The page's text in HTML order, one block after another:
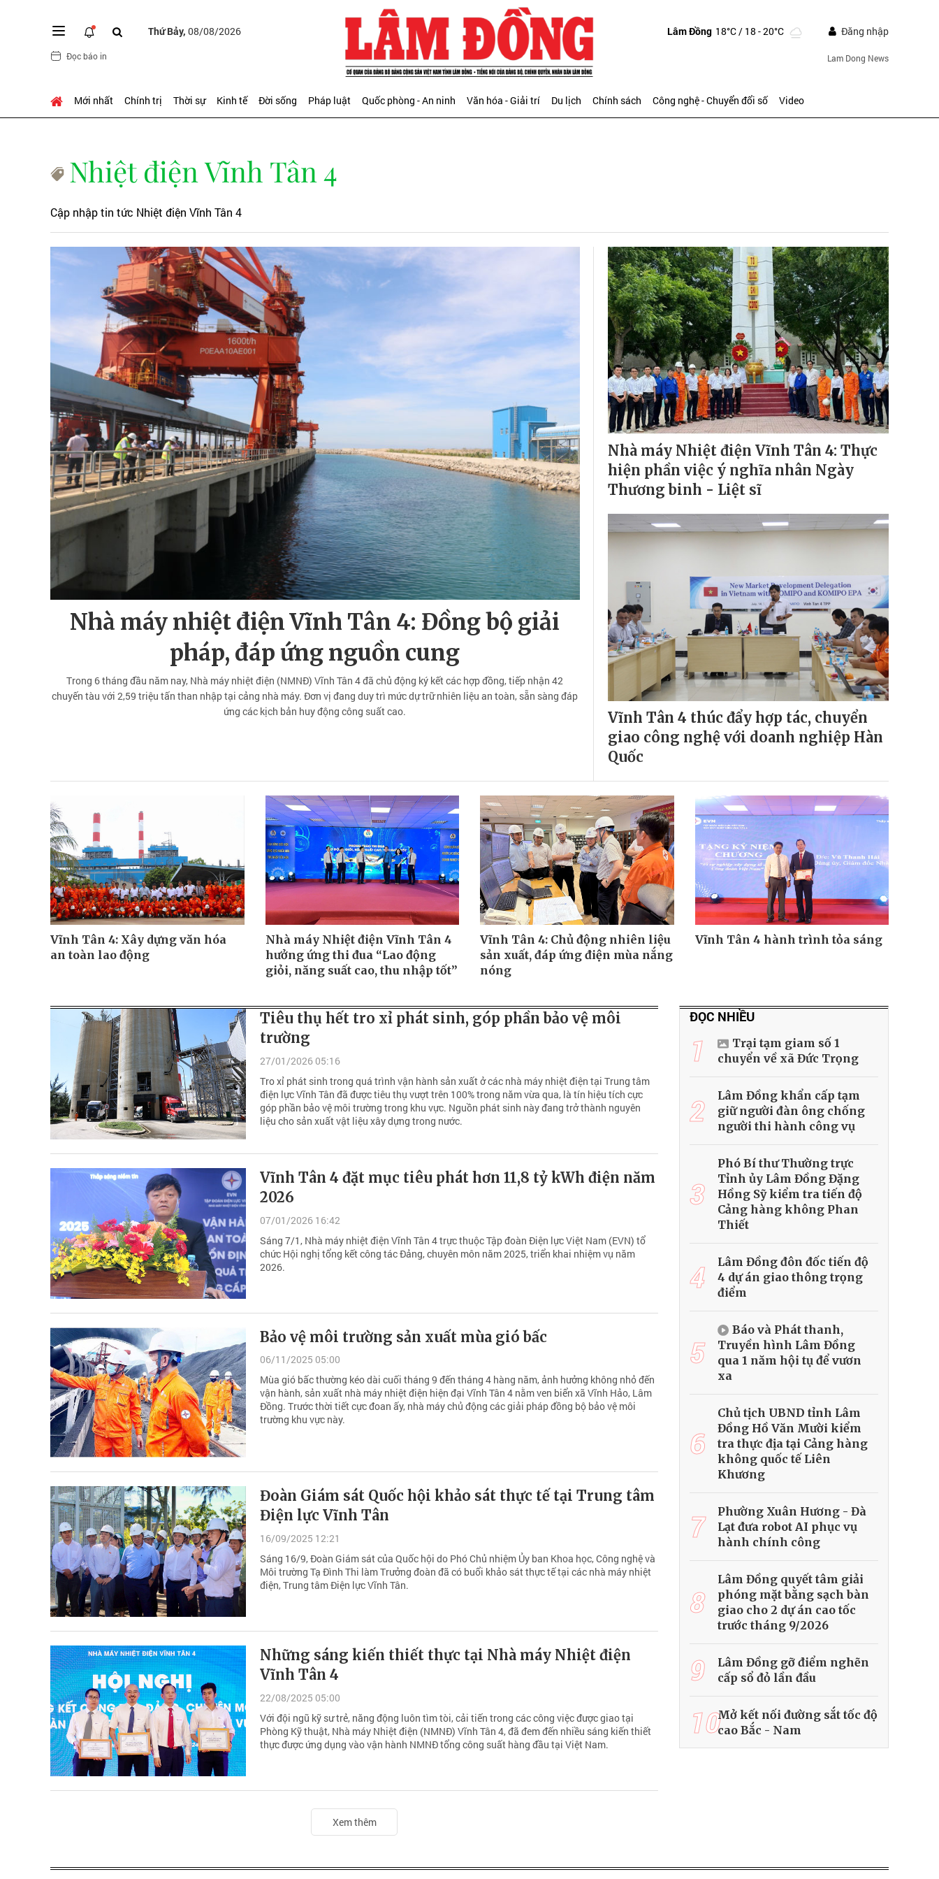
Thứ Bảy, 08/08/2026
Đọc báo in
Lâm Đồng 18°C/ 18 - 20°C Đăng nhập
Lam Dong News
Mới nhất Chính trị Thời sự Kinh tế Đời sống Pháp luật Quốc phòng - An ninh Văn hóa - Giải trí Du lịch Chính sách Công nghệ - Chuyển đổi số Video
Nhiệt điện Vĩnh Tân 4
Cập nhập tin tức Nhiệt điện Vĩnh Tân 4
Nhà máy nhiệt điện Vĩnh Tân 4: Đồng bộ giải
pháp, đáp ứng nguồn cung
Trong 6 tháng đầu năm nay, Nhà máy nhiệt điện (NMNĐ) Vĩnh Tân 4 đã chủ động ký kết các hợp đồng, tiếp nhận 42
chuyến tàu với 2,59 triệu tấn than nhập tại cảng nhà máy. Đơn vị đang duy trì mức dự trữ nhiên liệu an toàn, sẵn sàng đáp
ứng các kịch bản huy động công suất cao.
Nhà máy Nhiệt điện Vĩnh Tân 4: Thực
hiện phần việc ý nghĩa nhân Ngày
Thương binh - Liệt sĩ
Vĩnh Tân 4 thúc đẩy hợp tác, chuyển
giao công nghệ với doanh nghiệp Hàn
Quốc
Vĩnh Tân 4: Xây dựng văn hóa
an toàn lao động
Nhà máy Nhiệt điện Vĩnh Tân 4
hưởng ứng thi đua “Lao động
giỏi, năng suất cao, thu nhập tốt”
Vĩnh Tân 4: Chủ động nhiên liệu
sản xuất, đáp ứng điện mùa nắng
nóng
Vĩnh Tân 4 hành trình tỏa sáng
Tiêu thụ hết tro xỉ phát sinh, góp phần bảo vệ môi
trường
27/01/2026 05:16
Tro xỉ phát sinh trong quá trình vận hành sản xuất ở các nhà máy nhiệt điện tại Trung tâm
điện lực Vĩnh Tân đã được tiêu thụ vượt trên 100% trong năm vừa qua, là tín hiệu tích cực
góp phần bảo vệ môi trường trong khu vực. Nguồn phát sinh này đang trở thành nguyên
liệu cho sản xuất vật liệu xây dựng trong nước.
Vĩnh Tân 4 đặt mục tiêu phát hơn 11,8 tỷ kWh điện năm
2026
07/01/2026 16:42
Sáng 7/1, Nhà máy nhiệt điện Vĩnh Tân 4 trực thuộc Tập đoàn Điện lực Việt Nam (EVN) tổ
chức Hội nghị tổng kết công tác Đảng, chuyên môn năm 2025, triển khai nhiệm vụ năm
2026.
Bảo vệ môi trường sản xuất mùa gió bấc
06/11/2025 05:00
Mùa gió bấc thường kéo dài cuối tháng 9 đến tháng 4 hàng năm, ảnh hưởng không nhỏ đến
vận hành, sản xuất nhà máy nhiệt điện hiện đại Vĩnh Tân 4 nằm ven biển xã Vĩnh Hảo, Lâm
Đồng. Trước thời tiết cực đoan ấy, nhà máy chủ động các giải pháp đồng bộ bảo vệ môi
trường khu vực này.
Đoàn Giám sát Quốc hội khảo sát thực tế tại Trung tâm
Điện lực Vĩnh Tân
16/09/2025 12:21
Sáng 16/9, Đoàn Giám sát của Quốc hội do Phó Chủ nhiệm Ủy ban Khoa học, Công nghệ và
Môi trường Tạ Đình Thi làm Trưởng đoàn đã có buổi khảo sát thực tế tại các nhà máy nhiệt
điện, Trung tâm Điện lực Vĩnh Tân.
Những sáng kiến thiết thực tại Nhà máy Nhiệt điện
Vĩnh Tân 4
22/08/2025 05:00
Với đội ngũ kỹ sư trẻ, năng động luôn tìm tòi, cải tiến trong các công việc được giao tại
Phòng Kỹ thuật, Nhà máy Nhiệt điện (NMNĐ) Vĩnh Tân 4, đã đem đến nhiều sáng kiến thiết
thực được ứng dụng vào vận hành NMNĐ tổng công suất hàng đầu tại Việt Nam.
Xem thêm
ĐỌC NHIỀU
1
Trại tạm giam số 1
chuyển về xã Đức Trọng
2
Lâm Đồng khẩn cấp tạm
giữ người đàn ông chống
người thi hành công vụ
3
Phó Bí thư Thường trực
Tỉnh ủy Lâm Đồng Đặng
Hồng Sỹ kiểm tra tiến độ
Cảng hàng không Phan
Thiết
4
Lâm Đồng đôn đốc tiến độ
4 dự án giao thông trọng
điểm
5
Báo và Phát thanh,
Truyền hình Lâm Đồng
qua 1 năm hội tụ để vươn
xa
6
Chủ tịch UBND tỉnh Lâm
Đồng Hồ Văn Mười kiểm
tra thực địa tại Cảng hàng
không quốc tế Liên
Khương
7
Phường Xuân Hương - Đà
Lạt đưa robot AI phục vụ
hành chính công
8
Lâm Đồng quyết tâm giải
phóng mặt bằng sạch bàn
giao cho 2 dự án cao tốc
trước tháng 9/2026
9
Lâm Đồng gỡ điểm nghẽn
cấp sổ đỏ lần đầu
10Mở kết nối đường sắt tốc độ
cao Bắc - Nam